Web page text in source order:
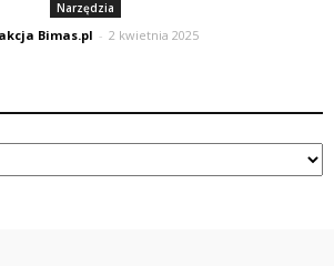
Narzędzia
Bimas.pl - 2 kwietnia 2025